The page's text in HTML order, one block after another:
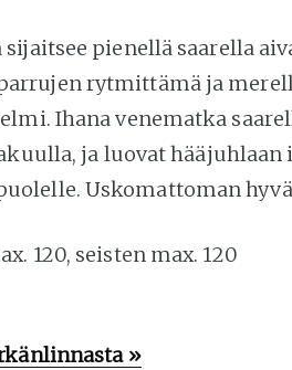
pienellä saarella
rytmittämä ja
Ihana venematka
ja luovat
Uskomattoman
120, seisten max. 120
»